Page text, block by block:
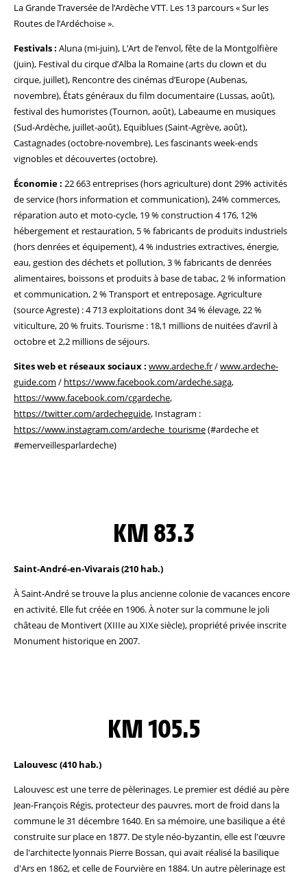
La Grande Traversée de l’Ardèche VTT. Les 13 parcours « Sur les
Routes de l’Ardéchoise ».
Festivals : Aluna (mi-juin), L’Art de l’envol, fête de la Montgolfière
(juin), Festival du cirque d’Alba la Romaine (arts du clown et du
cirque, juillet), Rencontre des cinémas d’Europe (Aubenas,
novembre), États généraux du film documentaire (Lussas, août),
festival des humoristes (Tournon, août), Labeaume en musiques
(Sud-Ardèche, juillet-août), Equiblues (Saint-Agrève, août),
Castagnades (octobre-novembre), Les fascinants week-ends
vignobles et découvertes (octobre).
Économie : 22 663 entreprises (hors agriculture) dont 29% activités
de service (hors information et communication), 24% commerces,
réparation auto et moto-cycle, 19 % construction 4 176, 12%
hébergement et restauration, 5 % fabricants de produits industriels
(hors denrées et équipement), 4 % industries extractives, énergie,
eau, gestion des déchets et pollution, 3 % fabricants de denrées
alimentaires, boissons et produits à base de tabac, 2 % information
et communication, 2 % Transport et entreposage. Agriculture
(source Agreste) : 4 713 exploitations dont 34 % élevage, 22 %
viticulture, 20 % fruits. Tourisme : 18,1 millions de nuitées d’avril à
octobre et 2,2 millions de séjours.
Sites web et réseaux sociaux : www.ardeche.fr/www.ardeche-
guide.com / https://www.facebook.com/ardeche.saga,
https://www.facebook.com/cgardeche,
https://twitter.com/ardecheguide, Instagram :
https://www.instagram.com/ardeche_tourisme(#ardeche et
#emerveillesparlardeche)
KM 83.3
Saint-André-en-Vivarais (210 hab.)
À Saint-André se trouve la plus ancienne colonie de vacances encore
en activité. Elle fut créée en 1906. À noter sur la commune le joli
château de Montivert (XIIIe au XIXe siècle), propriété privée inscrite
Monument historique en 2007.
KM 105.5
Lalouvesc (410 hab.)
Lalouvesc est une terre de pèlerinages. Le premier est dédié au père
Jean-François Régis, protecteur des pauvres, mort de froid dans la
commune le 31 décembre 1640. En sa mémoire, une basilique a été
construite sur place en 1877. De style néo-byzantin, elle est l'œuvre
de l'architecte lyonnais Pierre Bossan, qui avait réalisé la basilique
d'Ars en 1862, et celle de Fourvière en 1884. Un autre pèlerinage est